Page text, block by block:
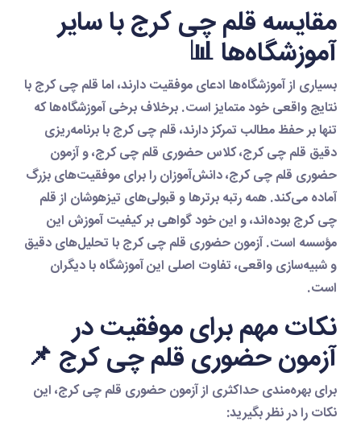
مقایسه قلم چی کرج با سایر
آموزشگاه‌ها 📊
بسیاری از آموزشگاه‌ها ادعای موفقیت دارند، اماقلم چی کرجبا
نتایج واقعی خود متمایز است. برخلاف برخی آموزشگاه‌ها که
تنها بر حفظ مطالب تمرکز دارند،قلم چی کرجبابرنامه‌ریزی
دقیق قلم چی کرج،کلاس حضوری قلم چی کرج، وآزمون
حضوری قلم چی کرج، دانش‌آموزان را برای موفقیت‌های بزرگ
آماده می‌کند. همه رتبه برترها و قبولی‌های تیزهوشان ازقلم
چی کرجبوده‌اند، و این خود گواهی بر کیفیت آموزش این
مؤسسه است.آزمون حضوری قلم چی کرجبا تحلیل‌های دقیق
و شبیه‌سازی واقعی، تفاوت اصلی این آموزشگاه با دیگران
است.
نکات مهم برای موفقیت در
آزمون حضوری قلم چی کرج 📌
برای بهره‌مندی حداکثری ازآزمون حضوری قلم چی کرج، این
نکات را در نظر بگیرید: